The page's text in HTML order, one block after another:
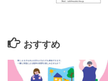
おすすめ